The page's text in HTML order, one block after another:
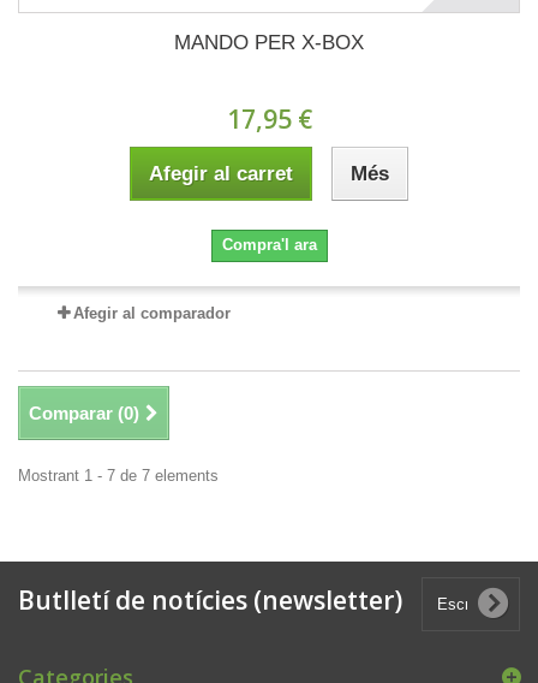
MANDO PER X-BOX
17,95 €
Afegir al carret Més
Compra'l ara
Afegir al comparador
Comparar (0)
Mostrant 1 - 7 de 7 elements
Butlletí de notícies (newsletter)